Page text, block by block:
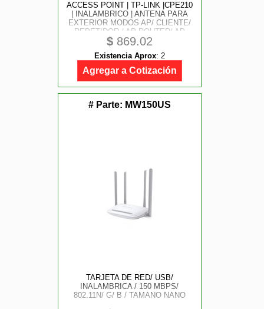
ACCESS POINT | TP-LINK |CPE210
| INALAMBRICO | ANTENA PARA
EXTERIOR MODOS AP/ CLIENTE/
REPETIDOR / AP ROUTER/ AP
CLIENTE ROUTER WISP 1 RJ45
10/ 100 POE PASIVO INCLUIDO
$ 869.02
Existencia Aprox: 2
Agregar a Cotización
# Parte: MW150US
TARJETA DE RED/ USB/
INALAMBRICA / 150 MBPS/
802.11N/ G/ B / TAMANO NANO